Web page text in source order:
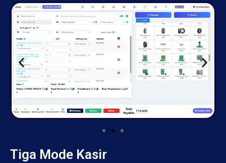
Tiga Mode Kasir